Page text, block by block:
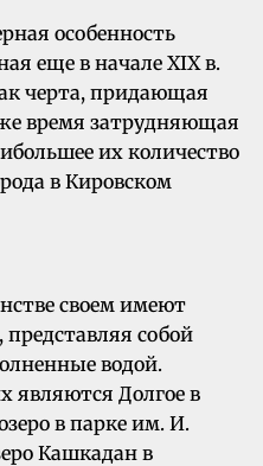
особенность
еще в начале XIX в.
черта, придающая
же время затрудняющая
их количество
в Кировском
своем имеют
собой
водой.
являются Долгое в
в парке им. И.
Кашкадан в